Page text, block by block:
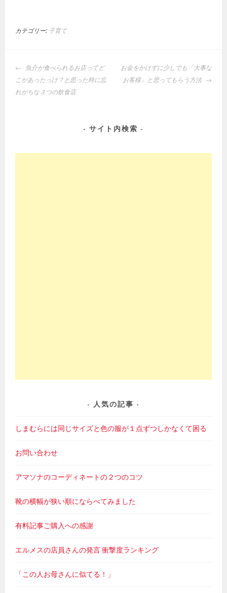
カテゴリー: 子育て
投
稿
ナ
ョ
魚介が食べられるお店ってど
こがあったっけ？と思った時に忘
れがちな３つの飲食店
お金をかけずに少しでも「大事な
お客様」と思ってもらう方法
サイト内検索
人気の記事
しまむらには同じサイズと色の服が１点ずつしかなくて困る
お問い合わせ
アマソナのコーディネートの２つのコツ
靴の横幅が狭い順にならべてみました
有料記事ご購入への感謝
エルメスの店員さんの発言 衝撃度ランキング
「この人お母さんに似てる！」